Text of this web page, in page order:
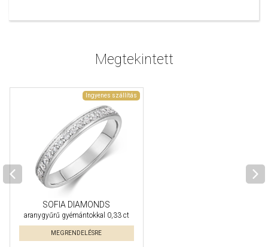
Megtekintett
Ingyenes szállítás
SOFIA DIAMONDS
aranygyűrű gyémántokkal 0,33 ct
MEGRENDELÉSRE